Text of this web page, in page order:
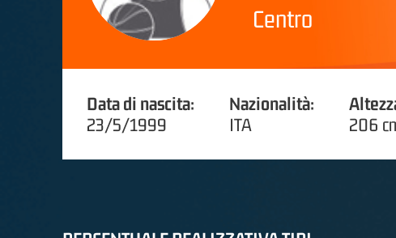
Centro
Data di nascita:
23/5/1999
Nazionalità:
ITA
206